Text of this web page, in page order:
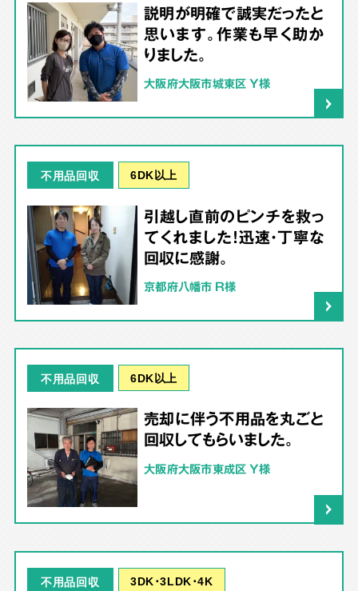
説明が明確で誠実だったと
思います。作業も早く助か
りました。
大阪府大阪市城東区 Y様
不用品回収 6DK以上
引越し直前のピンチを救っ
てくれました！迅速・丁寧な
回収に感謝。
京都府八幡市 R様
不用品回収 6DK以上
売却に伴う不用品を丸ごと
回収してもらいました。
大阪府大阪市東成区 Y様
不用品回収 3DK･3LDK･4K